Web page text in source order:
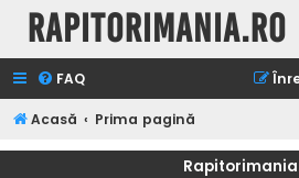
Rapitorimania.ro
FAQ
Acasă Prima pagină